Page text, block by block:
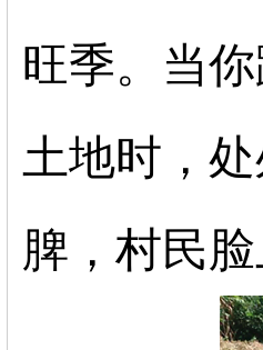
旺季。当
土地时，
脾，村民